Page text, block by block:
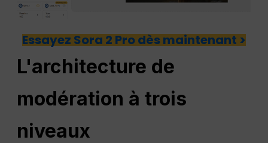
Essayez Sora 2 Pro dès maintenant >
L'architecture de
modération à trois
niveaux